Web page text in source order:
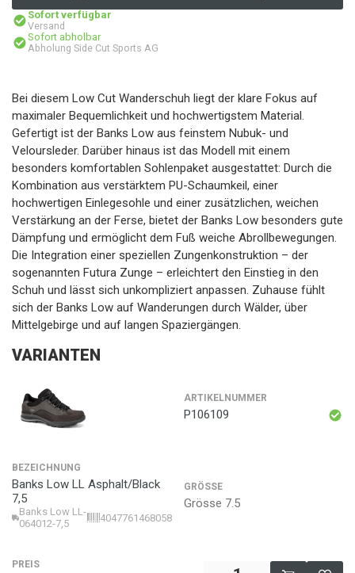
Sofort verfügbar
Versand
Sofort abholbar
Abholung Side Cut Sports AG
Bei diesem Low Cut Wanderschuh liegt der klare Fokus auf
maximaler Bequemlichkeit und hochwertigstem Material.
Gefertigt ist der Banks Low aus feinstem Nubuk- und
Veloursleder. Darüber hinaus ist das Modell mit einem
besonders komfortablen Sohlenpaket ausgestattet: Durch die
Kombination aus verstärktem PU-Schaumkeil, einer
hochwertigen Einlegesohle und einer zusätzlichen, weichen
Verstärkung an der Ferse, bietet der Banks Low besonders gute
Dämpfung und ermöglicht dem Fuß weiche Abrollbewegungen.
Die Integration einer speziellen Zungenkonstruktion – der
sogenannten Futura Zunge – erleichtert den Einstieg in den
Schuh und lässt sich unkompliziert anpassen. Zuhause fühlt
sich der Banks Low auf Wanderungen durch Wälder, über
Mittelgebirge und auf langen Spaziergängen.
VARIANTEN
ARTIKELNUMMER
P106109
BEZEICHNUNG
Banks Low LL Asphalt/Black
7,5
Banks Low LL-
064012-7,5
4047761468058
GRÖSSE
Grösse 7.5
PREIS